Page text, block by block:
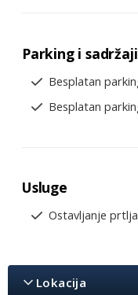
Parking i sadržaji
Besplatan
Besplatan
Usluge
Ostavljanje
Lokacija